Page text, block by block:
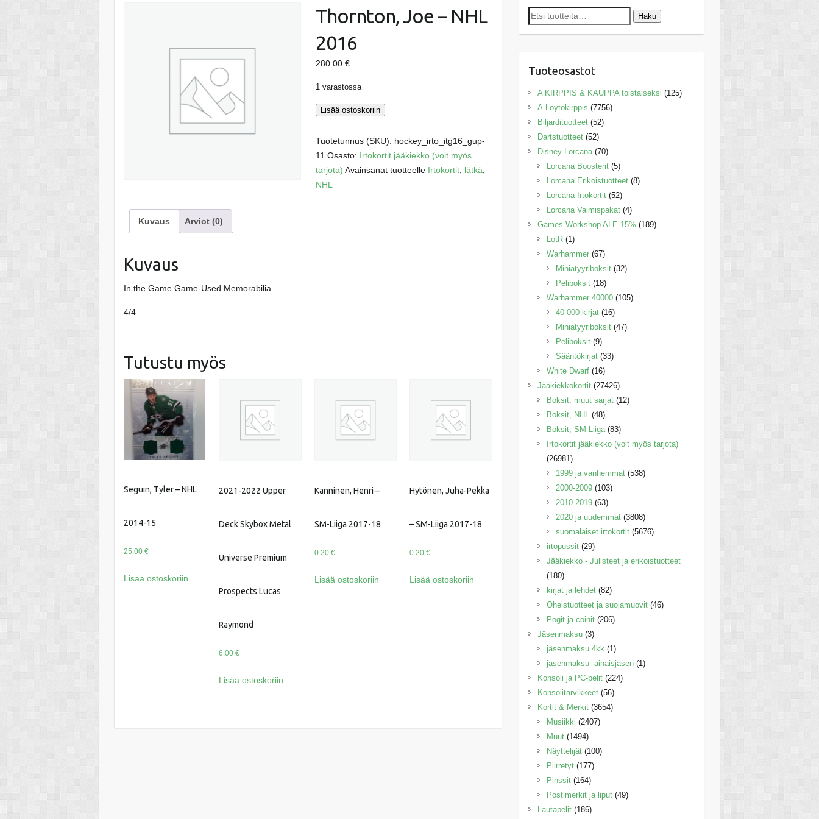
Thornton, Joe – NHL
2016
280.00 €
1 varastossa
Thornton,
-
NHL
2016
määrä
Lisää ostoskoriin
Tuotetunnus (SKU): hockey_irto_itg16_gup-
11 Osasto: Irtokortit jääkiekko (voit myös
tarjota) Avainsanat tuotteelle Irtokortit, lätkä,
NHL
Kuvaus Arviot (0)
Kuvaus
In the Game Game-Used Memorabilia
4/4
Tutustu myös
Seguin, Tyler – NHL
2014-15
25.00 €
Lisää ostoskoriin
2021-2022 Upper
Deck Skybox Metal
Universe Premium
Prospects Lucas
Raymond
6.00€
Lisää ostoskoriin
Kanninen, Henri –
SM-Liiga 2017-18
0.20 €
Lisää ostoskoriin
Hytönen, Juha-Pekka
– SM-Liiga 2017-18
0.20€
Lisää ostoskoriin
Etsi: Haku
Tuoteosastot
A KIRPPIS & KAUPPA toistaiseksi (125)
A-Löytökirppis (7756)
Biljardituotteet (52)
Dartstuotteet (52)
Disney Lorcana (70)
Lorcana Boosterit (5)
Lorcana Erikoistuotteet (8)
Lorcana Irtokortit (52)
Lorcana Valmispakat (4)
Games Workshop ALE 15% (189)
LotR (1)
Warhammer (67)
Miniatyyriboksit (32)
Peliboksit (18)
Warhammer 40000 (105)
40 000 kirjat (16)
Miniatyyriboksit (47)
Peliboksit (9)
Sääntökirjat (33)
White Dwarf (16)
Jääkiekkokortit (27426)
Boksit, muut sarjat (12)
Boksit, NHL (48)
Boksit, SM-Liiga (83)
Irtokortit jääkiekko (voit myös tarjota)
(26981)
1999 ja vanhemmat (538)
2000-2009 (103)
2010-2019 (63)
2020 ja uudemmat (3808)
suomalaiset irtokortit (5676)
irtopussit (29)
Jääkiekko - Julisteet ja erikoistuotteet
(180)
kirjat ja lehdet (82)
Oheistuotteet ja suojamuovit (46)
Pogit ja coinit (206)
Jäsenmaksu (3)
jäsenmaksu 4kk (1)
jäsenmaksu- ainaisjäsen (1)
Konsoli ja PC-pelit (224)
Konsolitarvikkeet (56)
Kortit & Merkit (3654)
Musiikki (2407)
Muut (1494)
Näyttelijät (100)
Piirretyt (177)
Pinssit (164)
Postimerkit ja liput (49)
Lautapelit (186)